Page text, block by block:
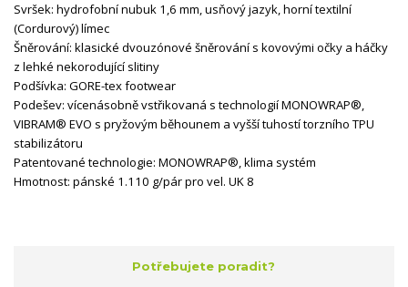
Svršek: hydrofobní nubuk 1,6 mm, usňový jazyk, horní textilní
(Cordurový) límec
Šněrování: klasické dvouzónové šněrování s kovovými očky a háčky
z lehké nekorodující slitiny
Podšívka: GORE-tex footwear
Podešev: vícenásobně vstřikovaná s technologií MONOWRAP®,
VIBRAM® EVO s pryžovým běhounem a vyšší tuhostí torzního TPU
stabilizátoru
Patentované technologie: MONOWRAP®, klima systém
Hmotnost: pánské 1.110 g/pár pro vel. UK 8
Potřebujete poradit?